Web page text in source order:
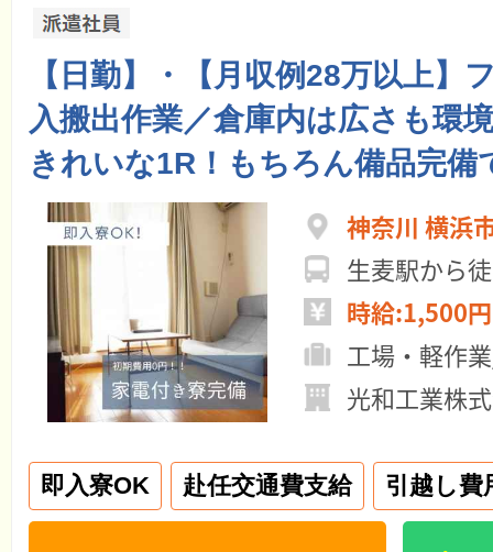
【日勤】・【月収例28万以上】
入搬出作業／倉庫内は広さも環
きれいな1R！もちろん備品完備
神奈川 横浜
生麦駅から
時給:1,500
工場・軽作
光和工業株
即入寮OK 赴任交通費支給 引越し費